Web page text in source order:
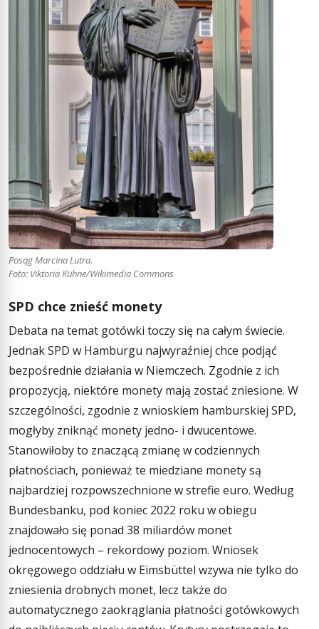
Posąg Marcina Lutra.
Foto: Viktoria Kühne/Wikimedia Commons
SPD chce znieść monety
Debata na temat gotówki toczy się na całym świecie.
Jednak SPD w Hamburgu najwyraźniej chce podjąć
bezpośrednie działania w Niemczech. Zgodnie z ich
propozycją, niektóre monety mają zostać zniesione. W
szczególności, zgodnie z wnioskiem hamburskiej SPD,
mogłyby zniknąć monety jedno- i dwucentowe.
Stanowiłoby to znaczącą zmianę w codziennych
płatnościach, ponieważ te miedziane monety są
najbardziej rozpowszechnione w strefie euro. Według
Bundesbanku, pod koniec 2022 roku w obiegu
znajdowało się ponad 38 miliardów monet
jednocentowych – rekordowy poziom. Wniosek
okręgowego oddziału w Eimsbüttel wzywa nie tylko do
zniesienia drobnych monet, lecz także do
automatycznego zaokrąglania płatności gotówkowych